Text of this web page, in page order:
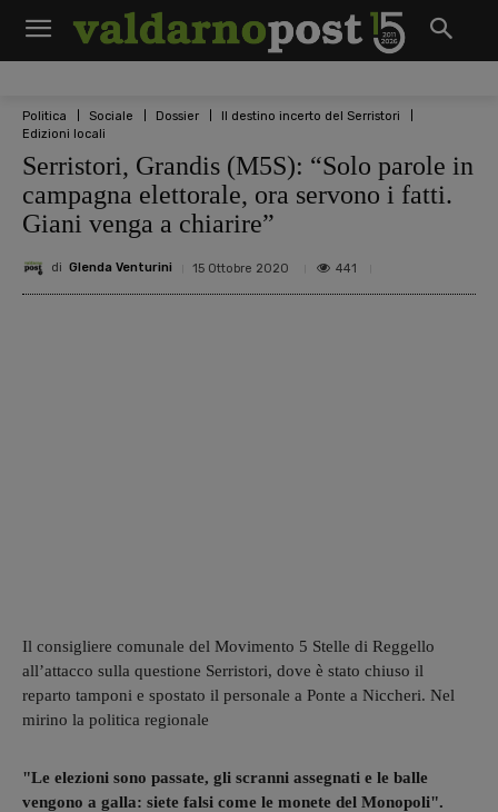
Politica Sociale Dossier
Il destino incerto del Serristori
Edizioni locali
Serristori, Grandis (M5S): “Solo parole in
campagna elettorale, ora servono i fatti.
Giani venga a chiarire”
di Glenda Venturini 15 Ottobre 2020 441
Il consigliere comunale del Movimento 5 Stelle di Reggello
all’attacco sulla questione Serristori, dove è stato chiuso il
reparto tamponi e spostato il personale a Ponte a Niccheri. Nel
mirino la politica regionale
"Le elezioni sono passate, gli scranni assegnati e le balle
vengono a galla: siete falsi come le monete del Monopoli".